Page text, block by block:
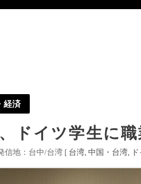
経済
ドイツ学生に
信地：台中/台湾 [ 台湾 中国・台湾